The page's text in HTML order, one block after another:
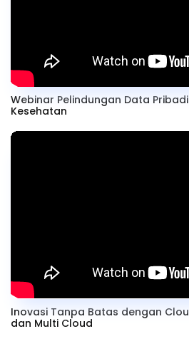
Webinar Pelindungan Data
Kesehatan
Inovasi Tanpa Batas dengan
dan Multi Cloud